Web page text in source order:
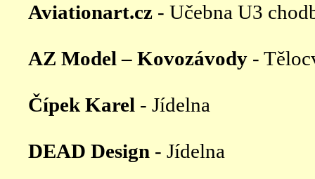
Aviationart.cz - Učebna U3
AZ Model – Kovozávody -
Čípek Karel - Jídelna
DEAD Design - Jídelna